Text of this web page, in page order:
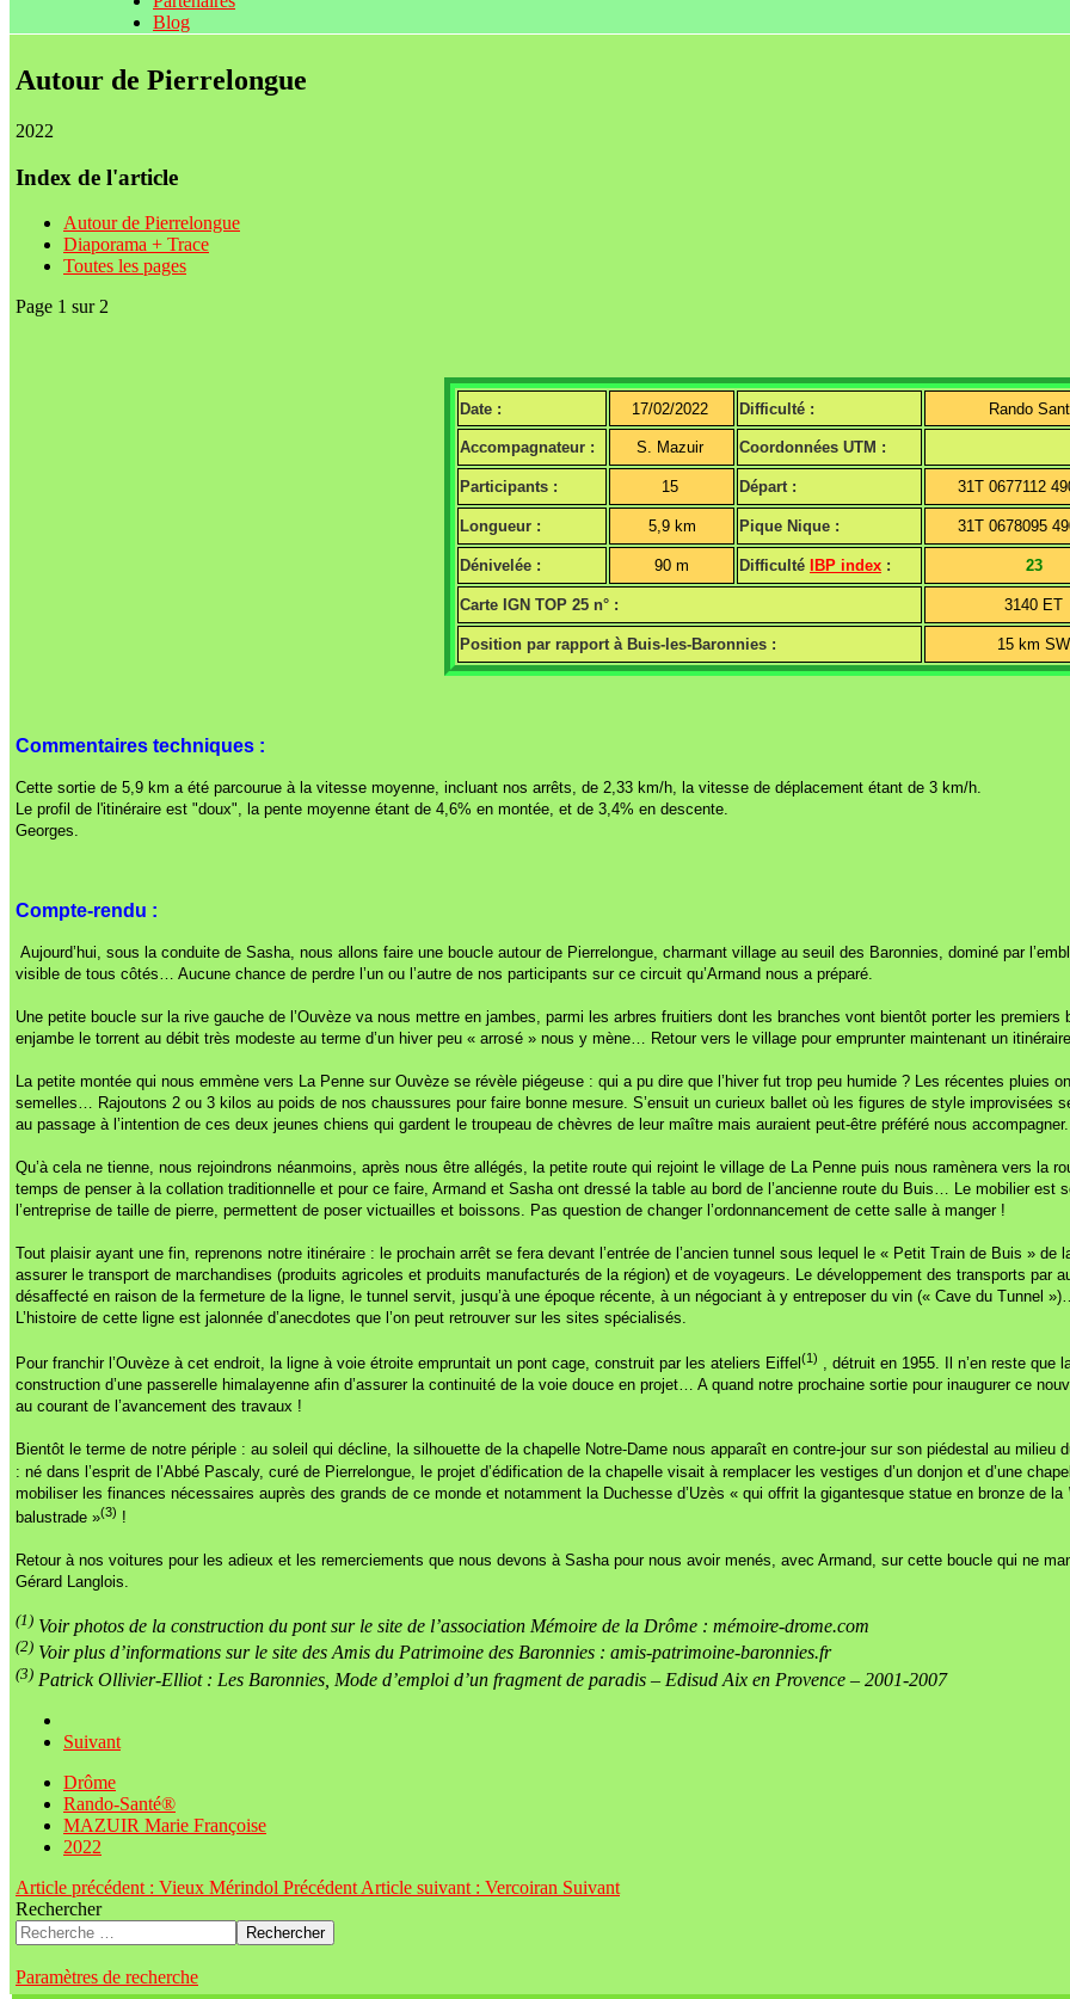
Blog
Autour de Pierrelongue
2022
Index de l'article
Autour de Pierrelongue
Diaporama + Trace
Toutes les pages
Page 1 sur 2
Date : 17/02/2022 Difficulté : Rando
Accompagnateur : S. Mazuir Coordonnées UTM :
Participants : 15 Départ : 31T 0677112
Longueur : 5,9 km Pique Nique : 31T 0678095
Dénivelée : 90 m Difficulté IBP index : 23
Carte IGN TOP 25 n° : 3140 ET
Position par rapport à Buis-les-Baronnies : 15 km SW
Commentaires techniques :
Cette sortie de 5,9 km a été parcourue à la vitesse moyenne, incluant nos arrêts, de 2,33 km/h, la vitesse de déplacement étant de 3 km/h.
Le profil de l'itinéraire est "doux", la pente moyenne étant de 4,6% en montée, et de 3,4% en descente.
Georges.
Compte-rendu :
Aujourd’hui, sous la conduite de Sasha, nous allons faire une boucle autour de Pierrelongue, charmant village au seuil des Baronnies, dominé par
visible de tous côtés… Aucune chance de perdre l’un ou l’autre de nos participants sur ce circuit qu’Armand nous a préparé.
Une petite boucle sur la rive gauche de l’Ouvèze va nous mettre en jambes, parmi les arbres fruitiers dont les branches vont bientôt porter les
enjambe le torrent au débit très modeste au terme d’un hiver peu « arrosé » nous y mène… Retour vers le village pour emprunter maintenant un
La petite montée qui nous emmène vers La Penne sur Ouvèze se révèle piégeuse : qui a pu dire que l’hiver fut trop peu humide ? Les récentes pluies
semelles… Rajoutons 2 ou 3 kilos au poids de nos chaussures pour faire bonne mesure. S’ensuit un curieux ballet où les figures de style improvisées
au passage à l’intention de ces deux jeunes chiens qui gardent le troupeau de chèvres de leur maître mais auraient peut-être préféré nous accompagner.
Qu’à cela ne tienne, nous rejoindrons néanmoins, après nous être allégés, la petite route qui rejoint le village de La Penne puis nous ramènera vers la
temps de penser à la collation traditionnelle et pour ce faire, Armand et Sasha ont dressé la table au bord de l’ancienne route du Buis… Le mobilier est
l’entreprise de taille de pierre, permettent de poser victuailles et boissons. Pas question de changer l’ordonnancement de cette salle à manger !
Tout plaisir ayant une fin, reprenons notre itinéraire : le prochain arrêt se fera devant l’entrée de l’ancien tunnel sous lequel le « Petit Train de Buis »
assurer le transport de marchandises (produits agricoles et produits manufacturés de la région) et de voyageurs. Le développement des transports par
désaffecté en raison de la fermeture de la ligne, le tunnel servit, jusqu’à une époque récente, à un négociant à y entreposer du vin (« Cave du Tunnel
L’histoire de cette ligne est jalonnée d’anecdotes que l’on peut retrouver sur les sites spécialisés.
Pour franchir l’Ouvèze à cet endroit, la ligne à voie étroite empruntait un pont cage, construit par les ateliers Eiffel(1)
, détruit en 1955. Il n’en reste que
construction d’une passerelle himalayenne afin d’assurer la continuité de la voie douce en projet… A quand notre prochaine sortie pour inaugurer ce
au courant de l’avancement des travaux !
Bientôt le terme de notre périple : au soleil qui décline, la silhouette de la chapelle Notre-Dame nous apparaît en contre-jour sur son piédestal au milieu
: né dans l’esprit de l’Abbé Pascaly, curé de Pierrelongue, le projet d’édification de la chapelle visait à remplacer les vestiges d’un donjon et d’une
mobiliser les finances nécessaires auprès des grands de ce monde et notamment la Duchesse d’Uzès « qui offrit la gigantesque statue en bronze de la
balustrade »(3) !
Retour à nos voitures pour les adieux et les remerciements que nous devons à Sasha pour nous avoir menés, avec Armand, sur cette boucle qui ne
Gérard Langlois.
(1) Voir photos de la construction du pont sur le site de l’association Mémoire de la Drôme : mémoire-drome.com
(2) Voir plus d’informations sur le site des Amis du Patrimoine des Baronnies : amis-patrimoine-baronnies.fr
(3) Patrick Ollivier-Elliot : Les Baronnies, Mode d’emploi d’un fragment de paradis – Edisud Aix en Provence – 2001-2007
Suivant
Drôme
Rando-Santé®
MAZUIR Marie Françoise
2022
Article précédent : Vieux Mérindol Précédent Article suivant : Vercoiran Suivant
Rechercher
Rechercher
Paramètres de recherche